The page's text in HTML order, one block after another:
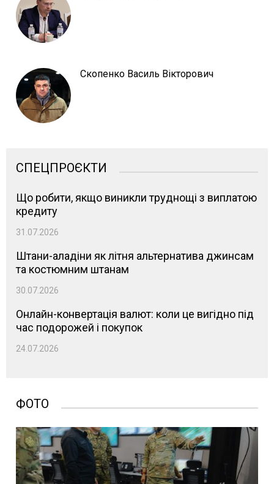
Скопенко Василь Вікторович
СПЕЦПРОЄКТИ
Що робити, якщо виникли труднощі з виплатою
кредиту
31.07.2026
Штани-аладіни як літня альтернатива джинсам
та костюмним штанам
30.07.2026
Онлайн-конвертація валют: коли це вигідно під
час подорожей і покупок
24.07.2026
ФОТО